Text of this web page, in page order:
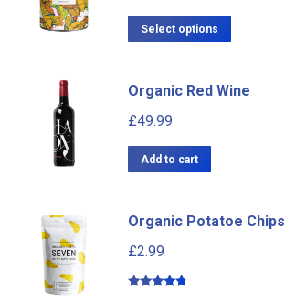
Select options
Organic Red Wine
£49.99
Add to cart
Organic Potatoe Chips
£2.99